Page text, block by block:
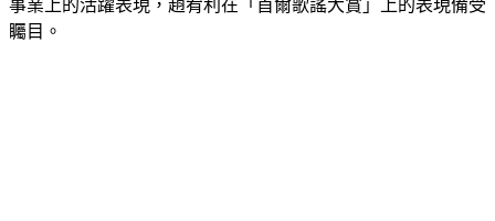
事業上的活躍表現，趙宥利在「首爾歌謠大賞」上的表現備受
矚目。